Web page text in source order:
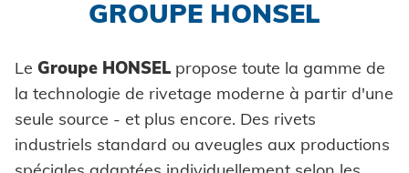
Pièces auto-sertissables
Coils
Rondelles à griffes
Entretoises
Automation
Pose pièces auto-sertissables
Honsel France
Honsel projets
HONSEL THÈMES
Monde de l'outil
GROUPE HONSEL
Le Groupe HONSEL propose toute la gamme de
la technologie de rivetage moderne à partir d'une
seule source - et plus encore. Des rivets
industriels standard ou aveugles aux productions